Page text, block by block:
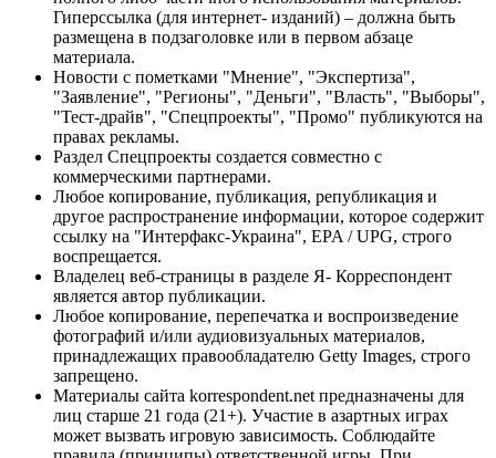
Гиперссылка (для интернет- изданий) – должна быть
размещена в подзаголовке или в первом абзаце
материала.
Новости с пометками "Мнение", "Экспертиза",
"Заявление", "Регионы", "Деньги", "Власть", "Выборы",
"Тест-драйв", "Спецпроекты", "Промо" публикуются на
правах рекламы.
Раздел Спецпроекты создается совместно с
коммерческими партнерами.
Любое копирование, публикация, републикация и
другое распространение информации, которое содержит
ссылку на "Интерфакс-Украина", EPA / UPG, строго
воспрещается.
Владелец веб-страницы в разделе Я- Корреспондент
является автор публикации.
Любое копирование, перепечатка и воспроизведение
фотографий и/или аудиовизуальных материалов,
принадлежащих правообладателю Getty Images, строго
запрещено.
Материалы сайта korrespondent.net предназначены для
лиц старше 21 года (21+). Участие в азартных играх
может вызвать игровую зависимость. Соблюдайте